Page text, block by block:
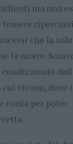
ma non
che la
la morte. Sono
vivono, dove
conta per poter